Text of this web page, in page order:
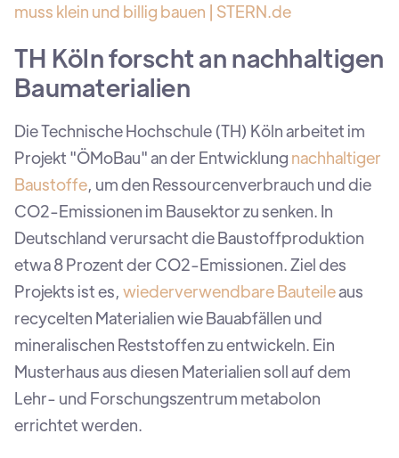
muss klein und billig bauen | STERN.de
TH Köln forscht an nachhaltigen
Baumaterialien
Die Technische Hochschule (TH) Köln arbeitet im
Projekt "ÖMoBau" an der Entwicklung nachhaltiger
Baustoffe, um den Ressourcenverbrauch und die
CO2-Emissionen im Bausektor zu senken. In
Deutschland verursacht die Baustoffproduktion
etwa 8 Prozent der CO2-Emissionen. Ziel des
Projekts ist es, wiederverwendbare Bauteileaus
recycelten Materialien wie Bauabfällen und
mineralischen Reststoffen zu entwickeln. Ein
Musterhaus aus diesen Materialien soll auf dem
Lehr- und Forschungszentrum metabolon
errichtet werden.